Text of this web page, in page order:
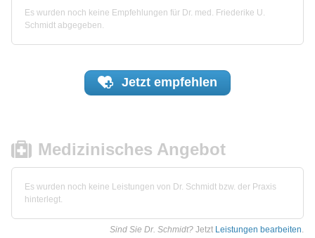
Es wurden noch keine Empfehlungen für Dr. med. Friederike U.
Schmidt abgegeben.
Jetzt empfehlen
Medizinisches Angebot
Es wurden noch keine Leistungen von Dr. Schmidt bzw. der Praxis
hinterlegt.
Sind Sie Dr. Schmidt? Jetzt Leistungen bearbeiten.